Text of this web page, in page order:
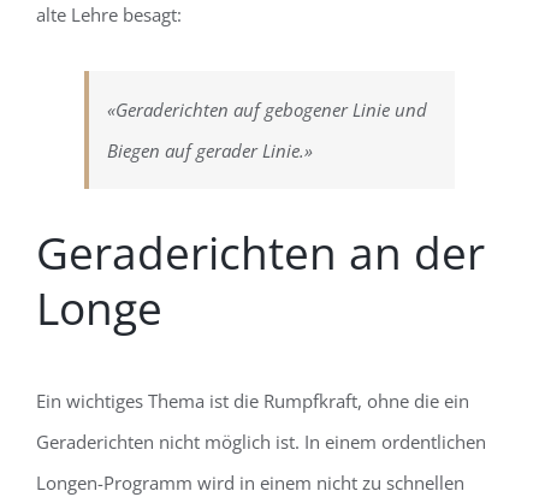
alte Lehre besagt:
«Geraderichten auf gebogener Linie und
Biegen auf gerader Linie.»
Geraderichten an der
Longe
Ein wichtiges Thema ist die Rumpfkraft, ohne die ein
Geraderichten nicht möglich ist. In einem ordentlichen
Longen-Programm wird in einem nicht zu schnellen